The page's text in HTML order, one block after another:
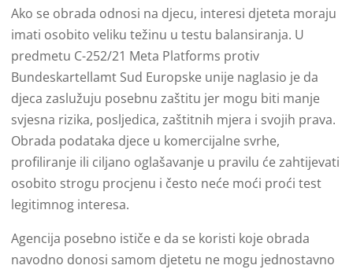
Ako se obrada odnosi na djecu, interesi djeteta moraju
imati osobito veliku težinu u testu balansiranja. U
predmetu C-252/21 Meta Platforms protiv
Bundeskartellamt Sud Europske unije naglasio je da
djeca zaslužuju posebnu zaštitu jer mogu biti manje
svjesna rizika, posljedica, zaštitnih mjera i svojih prava.
Obrada podataka djece u komercijalne svrhe,
profiliranje ili ciljano oglašavanje u pravilu će zahtijevati
osobito strogu procjenu i često neće moći proći test
legitimnog interesa.
Agencija posebno ističe e da se koristi koje obrada
navodno donosi samom djetetu ne mogu jednostavno